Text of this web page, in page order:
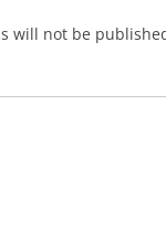
will not be